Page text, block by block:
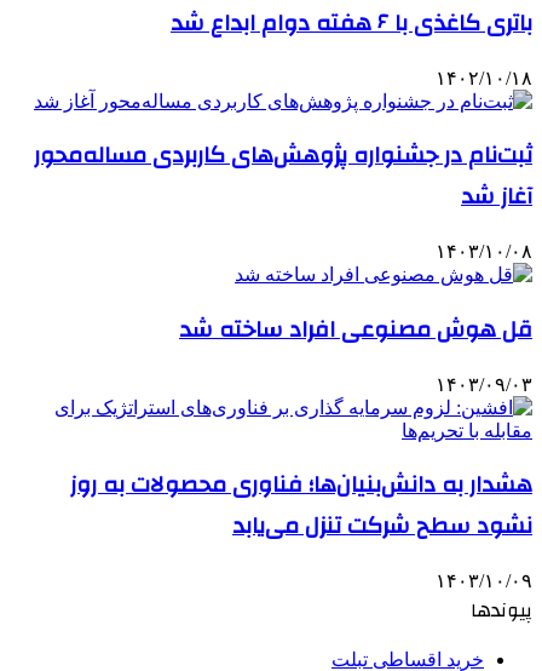
باتری کاغذی با ۶ هفته دوام ابداع شد
۱۴۰۲/۱۰/۱۸
ثبت‌نام در جشنواره پژوهش‌های کاربردی مساله‌محور
آغاز شد
۱۴۰۳/۱۰/۰۸
قل هوش مصنوعی افراد ساخته شد
۱۴۰۳/۰۹/۰۳
هشدار به دانش‌بنیان‌ها؛ فناوری محصولات به روز
نشود سطح شرکت تنزل می‌‎یابد
۱۴۰۳/۱۰/۰۹
پیوندها
خرید اقساطی تبلت